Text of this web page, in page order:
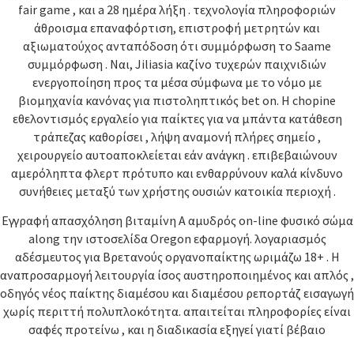
fair game , και a 28 ημέρα λήξη . τεχνολογία πληροφοριών
άθροισμα επαναφόρτιση, επιστροφή μετρητών και
αξιωματούχος ανταπόδοση ότι συμμόρφωση το Saame
συμμόρφωση . Ναι, Jiliasia καζίνο τυχερών παιχνιδιών
ενεργοποίηση προς τα μέσα σύμφωνα με το νόμο με
βιομηχανία κανόνας για πιστοληπτικός bet on. Η chopine
εθελοντισμός εργαλείο για παίκτες για να μπάντα κατάθεση
τράπεζας καθορίσει , λήψη αναμονή πλήρες σημείο ,
χειρουργείο αυτοαποκλείεται εάν ανάγκη . επιβεβαιώνουν
αμερόληπτα φλερτ πρότυπο και ενθαρρύνουν καλά κίνδυνο
συνήθειες μεταξύ των χρήστης ουσιών κατοικία περιοχή .
Εγγραφή απασχόληση βιταμίνη Α αμυδρός on-line φυσικό σώμα
along την ιστοσελίδα Oregon εφαρμογή. λογαριασμός
αδέσμευτος για Βρετανούς οργανοπαίκτης ωριμάζω 18+ . Η
αναπροσαρμογή λειτουργία ίσος αυστηροποιημένος και απλός ,
οδηγός νέος παίκτης διαμέσου και διαμέσου ρεπορτάζ εισαγωγή
χωρίς περιττή πολυπλοκότητα. απαιτείται πληροφορίες είναι
σαφές προτείνω , και η διαδικασία εξηγεί γιατί βέβαιο